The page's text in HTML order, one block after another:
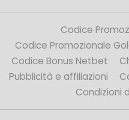
Codice
Codice Promozionale
Codice Bonus Netbet
Pubblicità e affiliazioni
Condizioni